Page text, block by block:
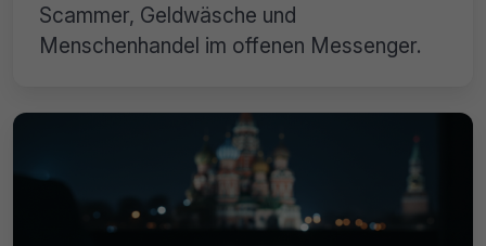
Scammer, Geldwäsche und
Menschenhandel im offenen Messenger.